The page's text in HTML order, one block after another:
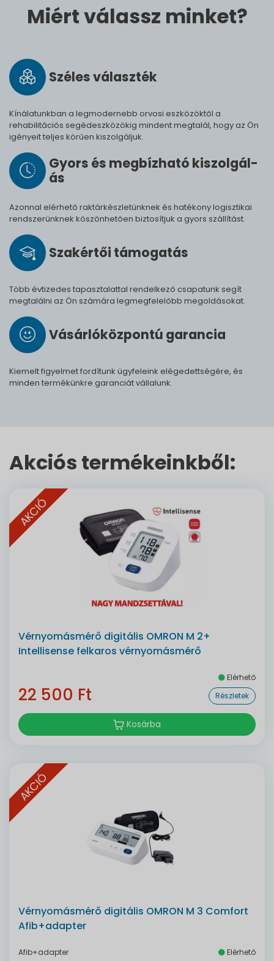
Miért válassz minket?
Széles vá­lasz­ték
Kínálatunkban a legmodernebb orvosi eszközöktől a
rehabilitációs segédeszközökig mindent megtalál, hogy az Ön
igényeit teljes körűen kiszolgáljuk.
Gyors és meg­bíz­ha­tó ki­szol­gál­
ás
Azonnal elérhető raktárkészletünknek és hatékony logisztikai
rendszerünknek köszönhetően biztosítjuk a gyors szállítást.
Szak­értői tá­mo­ga­tás
Több évtizedes tapasztalattal rendelkező csapatunk segít
megtalálni az Ön számára legmegfelelőbb megoldásokat.
Vásárló­köz­pontú ga­ran­cia
Kiemelt figyelmet fordítunk ügyfeleink elégedettségére, és
minden termékünkre garanciát vállalunk.
Akciós termékeinkből:
AKCIÓ
Vérnyomásmérő digitális OMRON M 2+
Intellisense felkaros vérnyomásmérő
Elérhető
22 500 Ft Részletek
Kosárba
AKCIÓ
Vérnyomásmérő digitális OMRON M 3 Comfort
Afib+adapter
Afib+adapter Elérhető